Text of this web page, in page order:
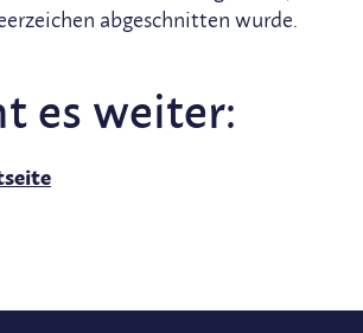
abgeschnitten wurde.
es weiter: